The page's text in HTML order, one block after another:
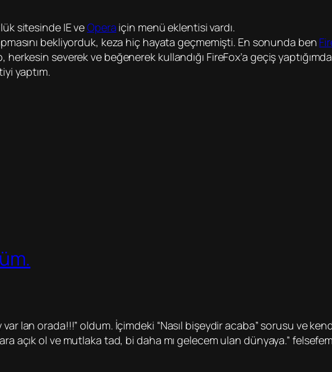
sitesinde IE veOpera için menü eklentisi vardı.
bekliyorduk, keza hiç hayata geçmemişti. En sonunda ben
severek ve beğenerek kullandığı FireFox’a geçiş
yaptım.
lan orada!!!” oldum. İçimdeki “Nasıl bişeydir acaba” sorusu ve
açık ol ve mutlaka tad, bi daha mı gelecem ulan dünyaya.”